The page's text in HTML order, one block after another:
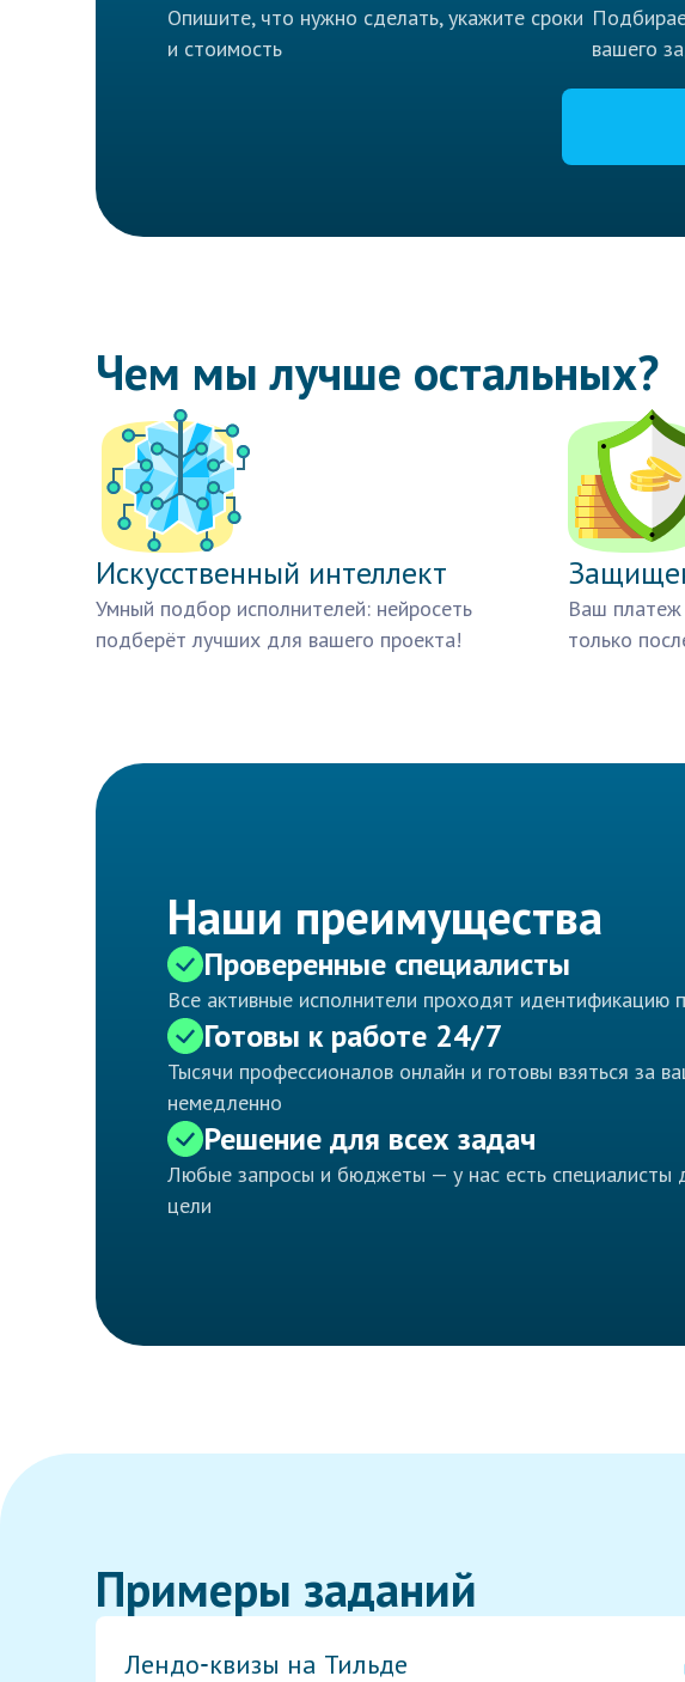
Опишите, что нужно сделать, укажите сроки
и стоимость
вашего
Чем мы лучше остальных?
Искусственный интеллект
Умный подбор исполнителей: нейросеть
подберёт лучших для вашего проекта!
Ваш платеж
только
Наши преимущества
Проверенные специалисты
Все активные исполнители проходят идентификацию
Готовы к работе 24/7
Тысячи профессионалов онлайн и готовы взяться за
немедленно
Решение для всех задач
Любые запросы и бюджеты — у нас есть специалисты
цели
Примеры заданий
Лендо‑квизы на Тильде